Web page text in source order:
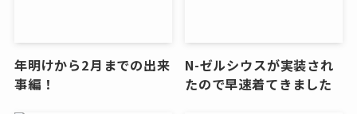
年明けから2月までの出来
事編！
N-ゼルシウスが実装され
たので早速着てきました